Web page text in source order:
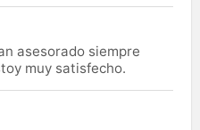
asesorado siempre
muy satisfecho.